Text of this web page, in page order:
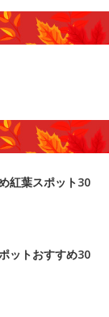
紅葉スポット30
ットおすすめ30